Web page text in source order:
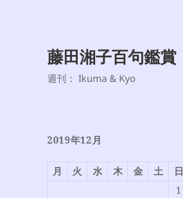
藤田湘子百句鑑賞
週刊： Ikuma & Kyo
2019年12月
月 火 水 木 金 土
日
1